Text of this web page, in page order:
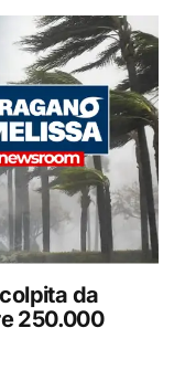
da
250.000